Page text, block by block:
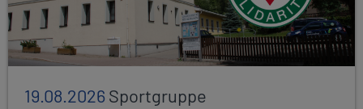
19.08.2026Sportgruppe